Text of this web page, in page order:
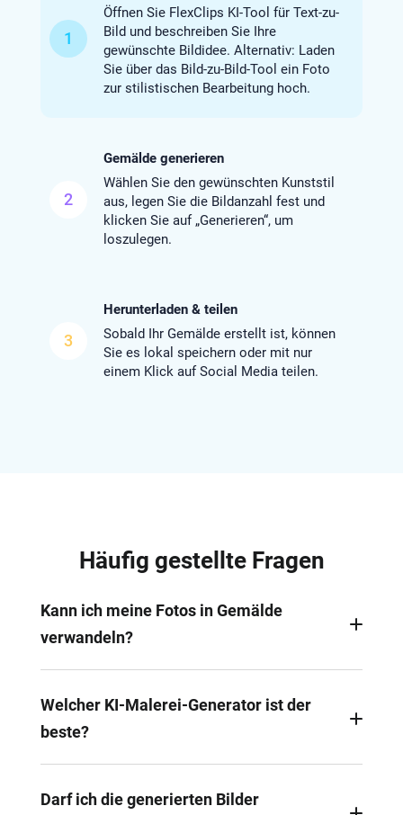
1
Öffnen Sie FlexClips KI-Tool für Text-zu-
Bild und beschreiben Sie Ihre
gewünschte Bildidee. Alternativ: Laden
Sie über das Bild-zu-Bild-Tool ein Foto
zur stilistischen Bearbeitung hoch.
2
Gemälde generieren
Wählen Sie den gewünschten Kunststil
aus, legen Sie die Bildanzahl fest und
klicken Sie auf „Generieren“, um
loszulegen.
3
Herunterladen & teilen
Sobald Ihr Gemälde erstellt ist, können
Sie es lokal speichern oder mit nur
einem Klick auf Social Media teilen.
Häufig gestellte Fragen
Kann ich meine Fotos in Gemälde
verwandeln?
lassen sich Fotos ganz einfach in Aquarell-,
Manga-, Öl- oder andere Kunststile umwandeln.
Welcher KI-Malerei-Generator ist der
beste?
Generatoren – dank großer Stilvielfalt, extrem
Darf ich die generierten Bilder